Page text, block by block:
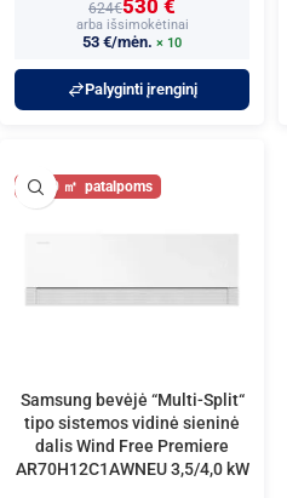
624€530 €
arba išsimokėtinai
53 €/mėn. × 10
Palyginti įrenginį
40
Samsung bevėjė “Multi-Split“
tipo sistemos vidinė sieninė
dalis Wind Free Premiere
AR70H12C1AWNEU 3,5/4,0 kW